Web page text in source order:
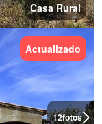
Casa Rural
12fotos
Actualizado